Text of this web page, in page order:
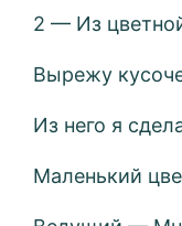
2 — Из
Вырежу
Из него я
Маленький